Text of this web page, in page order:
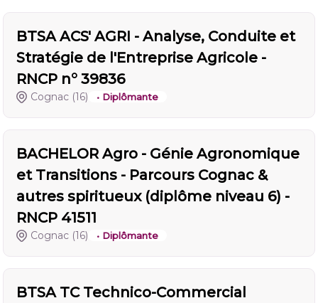
BTSA ACS' AGRI - Analyse, Conduite et
Stratégie de l'Entreprise Agricole -
RNCP n° 39836
Cognac (16) • Diplômante
BACHELOR Agro - Génie Agronomique
et Transitions - Parcours Cognac &
autres spiritueux (diplôme niveau 6) -
RNCP 41511
Cognac (16) • Diplômante
BTSA TC Technico-Commercial